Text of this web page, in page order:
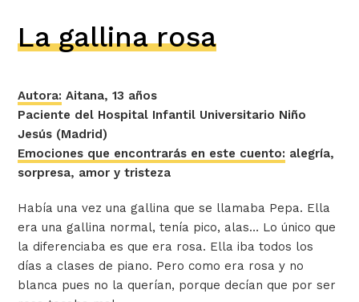
La gallina rosa
Autora: Aitana, 13 años
Paciente del Hospital Infantil Universitario Niño
Jesús (Madrid)
Emociones que encontrarás en este cuento: alegría,
sorpresa, amor y tristeza
Había una vez una gallina que se llamaba Pepa. Ella
era una gallina normal, tenía pico, alas… Lo único que
la diferenciaba es que era rosa. Ella iba todos los
días a clases de piano. Pero como era rosa y no
blanca pues no la querían, porque decían que por ser